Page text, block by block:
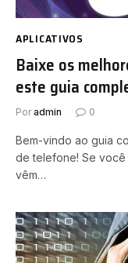
APLICATIVOS
Baixe os
este guia
Por admin 0
Bem-vindo ao guia
de telefone! Se
vêm…